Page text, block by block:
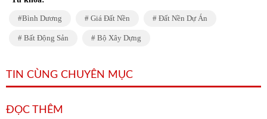
Bình Dương Giá Đất Nền Đất Nền Dự Án
Bất Động Sản Bộ Xây Dựng
TIN CÙNG CHUYÊN MỤC
ĐỌC THÊM